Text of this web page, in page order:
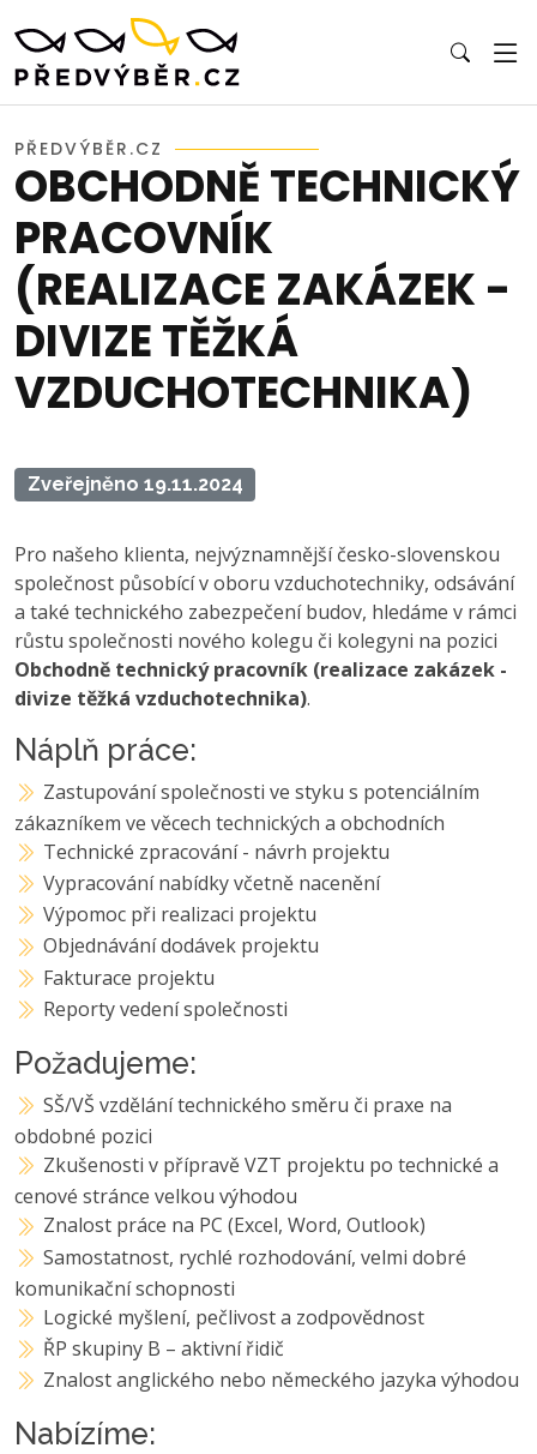
PŘEDVÝBĚR.CZ
OBCHODNĚ TECHNICKÝ
PRACOVNÍK
(REALIZACE ZAKÁZEK -
DIVIZE TĚŽKÁ
VZDUCHOTECHNIKA)
Zveřejněno 19.11.2024
Pro našeho klienta, nejvýznamnější česko-slovenskou
společnost působící v oboru vzduchotechniky, odsávání
a také technického zabezpečení budov, hledáme v rámci
růstu společnosti nového kolegu či kolegyni na pozici
Obchodně technický pracovník (realizace zakázek -
divize těžká vzduchotechnika).
Náplň práce:
Zastupování společnosti ve styku s potenciálním
zákazníkem ve věcech technických a obchodních
Technické zpracování - návrh projektu
Vypracování nabídky včetně nacenění
Výpomoc při realizaci projektu
Objednávání dodávek projektu
Fakturace projektu
Reporty vedení společnosti
Požadujeme:
SŠ/VŠ vzdělání technického směru či praxe na
obdobné pozici
Zkušenosti v přípravě VZT projektu po technické a
cenové stránce velkou výhodou
Znalost práce na PC (Excel, Word, Outlook)
Samostatnost, rychlé rozhodování, velmi dobré
komunikační schopnosti
Logické myšlení, pečlivost a zodpovědnost
ŘP skupiny B – aktivní řidič
Znalost anglického nebo německého jazyka výhodou
Nabízíme: